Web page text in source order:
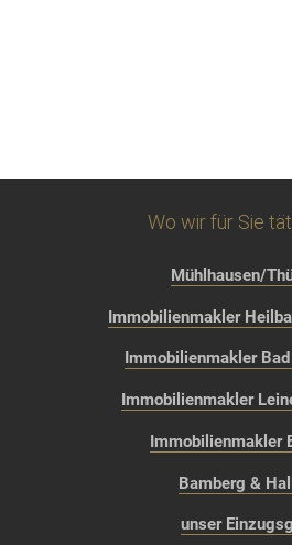
Wo wir für Sie
Mühlhausen/
Immobilienmakler
Immobilienmakler
Immobilienmakler
Immobilienmakler
Bamberg &
unser